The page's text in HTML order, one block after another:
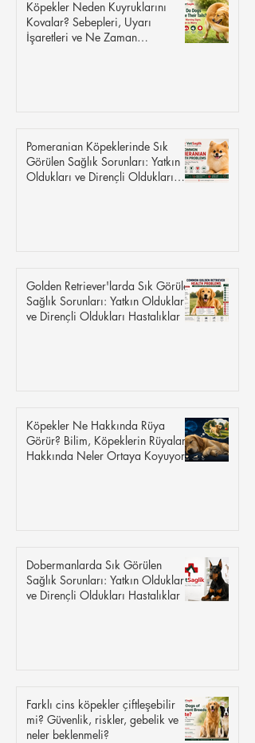
Köpekler Neden Kuyruklarını
Kovalar? Sebepleri, Uyarı
İşaretleri ve Ne Zaman
Pomeranian Köpeklerinde Sık
Görülen Sağlık Sorunları: Yatkın
Oldukları ve Dirençli Oldukları
Golden Retriever'larda Sık Görülen
Sağlık Sorunları: Yatkın Oldukları
ve Dirençli Oldukları Hastalıklar
Köpekler Ne Hakkında Rüya
Görür? Bilim, Köpeklerin Rüyaları
Hakkında Neler Ortaya Koyuyor?
Dobermanlarda Sık Görülen
Sağlık Sorunları: Yatkın Oldukları
ve Dirençli Oldukları Hastalıklar
Farklı cins köpekler çiftleşebilir
mi? Güvenlik, riskler, gebelik ve
neler beklenmeli?